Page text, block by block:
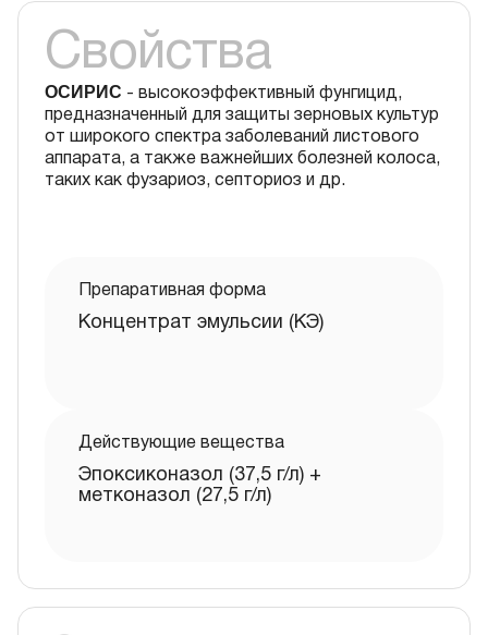
Свойства
ОСИРИС - высокоэффективный фунгицид,
предназначенный для защиты зерновых культур
от широкого спектра заболеваний листового
аппарата, а также важнейших болезней колоса,
таких как фузариоз, септориоз и др.
Препаративная форма
Концентрат эмульсии (КЭ)
Действующие вещества
Эпоксиконазол (37,5 г/л) +
метконазол (27,5 г/л)